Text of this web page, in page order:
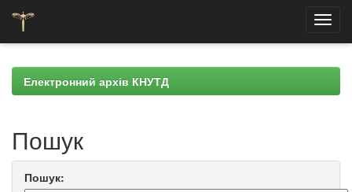
navigationЕлектронний архів КНУТД
Пошук
Пошук: